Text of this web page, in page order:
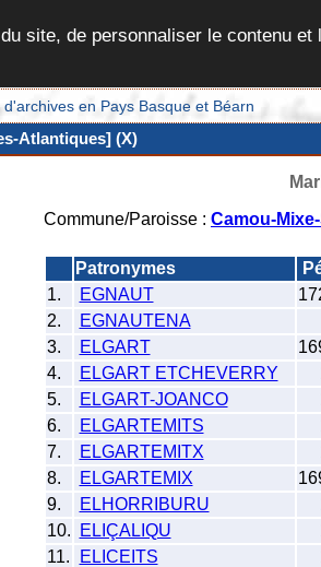
site, de personnaliser le contenu
en Pays Basque et Béarn
Atlantiques] (X)
Commune/Paroisse : Camou-
Patronymes
1.
EGNAUT
2.
EGNAUTENA
3.
ELGART
4.
ELGART ETCHEVERRY
5.
ELGART-JOANCO
6.
ELGARTEMITS
7.
ELGARTEMITX
8.
ELGARTEMIX
9.
ELHORRIBURU
10.
ELIÇALIQU
11.
ELICEITS